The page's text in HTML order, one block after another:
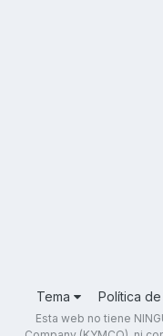
Tema Política
Esta web no tiene